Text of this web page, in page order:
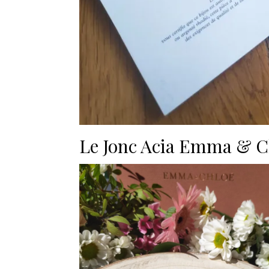
Le Jonc Acia Emma &